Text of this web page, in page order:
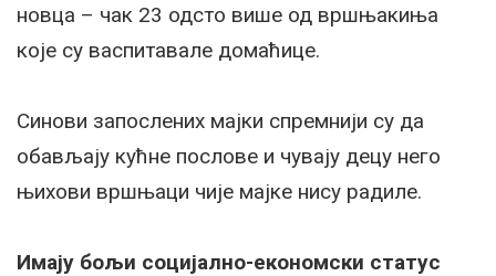
новца – чак 23 одсто више од вршњакиња
које су васпитавале домаћице.
Синови запослених мајки спремнији су да
обављају кућне послове и чувају децу него
њихови вршњаци чије мајке нису радиле.
Имају бољи социјално-економски статус